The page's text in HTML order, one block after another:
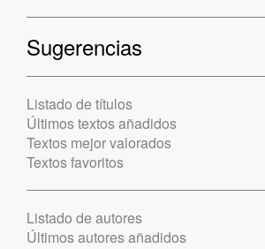
Sugerencias
Listado de títulos
Últimos textos añadidos
Textos mejor valorados
Textos favoritos
Listado de autores
Últimos autores añadidos